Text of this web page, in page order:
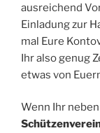
ausreichend
Einladung zur
mal Eure
Ihr also genug
etwas von
Wenn Ihr